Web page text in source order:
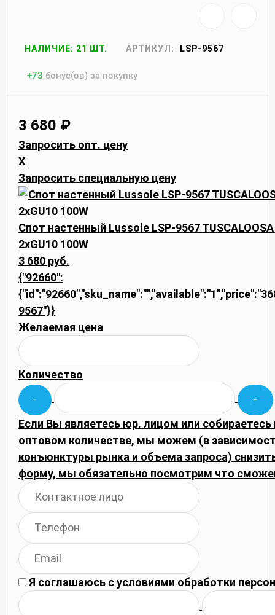
НАЛИЧИЕ: 21 ШТ. АРТИКУЛ: LSP-9567
+73 бонус(ов) за покупку
3 680 ₽
Запросить опт. цену
X
Запросить специальную цену
Спот настенный Lussole LSP-9567
2xGU10 100W
3 680 руб.
{"92660":
9567"}}
Желаемая цена
Количество
Если Вы являетесь юр. лицом или собираетесь
оптовом количестве, мы можем (в
конъюнктуры рынка и объема запроса)
форму, мы обязательно посмотрим что
Я соглашаюсь сусловиями обработки